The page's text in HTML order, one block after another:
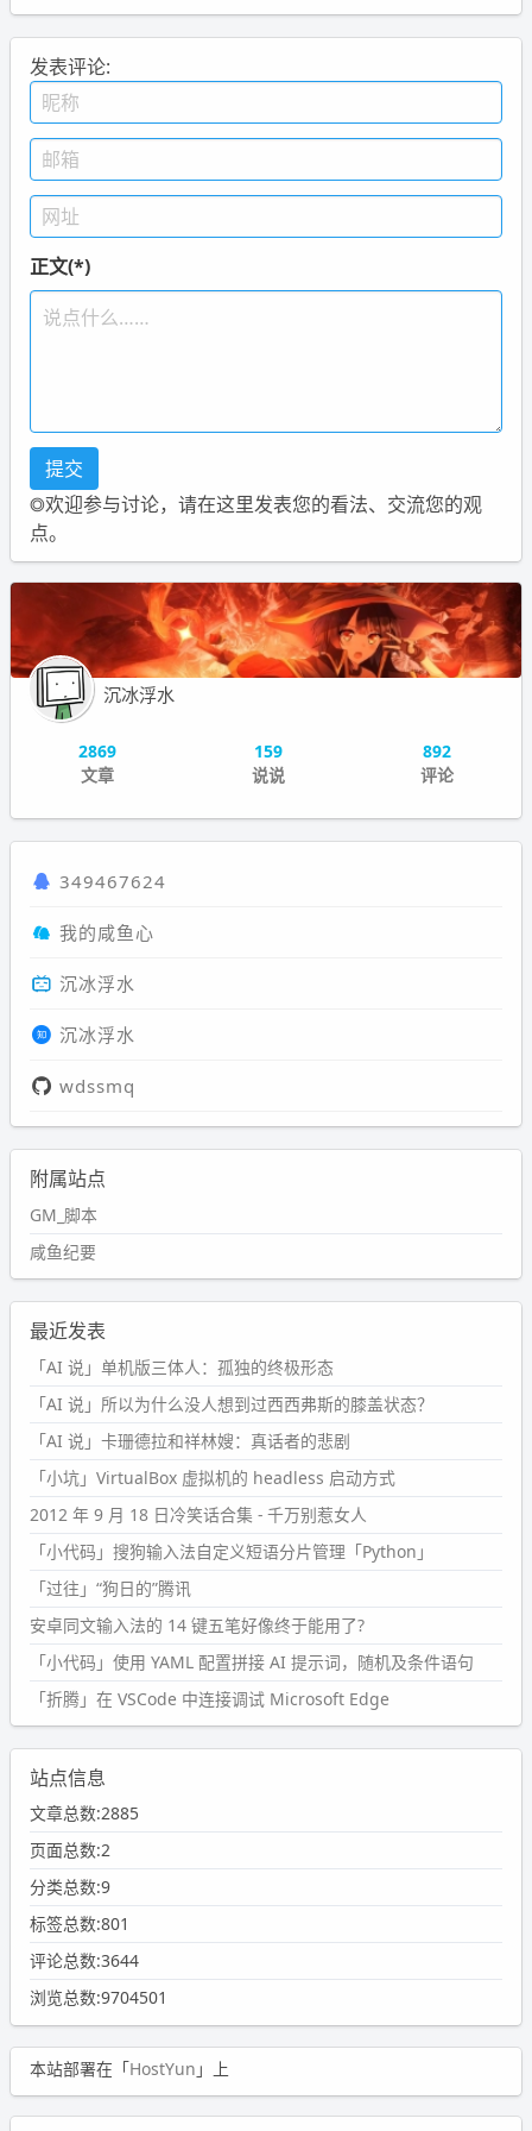
发表评论:
正文(*)
◎欢迎参与讨论，请在这里发表您的看法、交流您的观
点。
沉冰浮水
2869
文章
159
说说
892
评论
349467624
我的咸鱼心
沉冰浮水
沉冰浮水
wdssmq
附属站点
GM_脚本
咸鱼纪要
最近发表
「AI 说」单机版三体人：孤独的终极形态
「AI 说」所以为什么没人想到过西西弗斯的膝盖状态？
「AI 说」卡珊德拉和祥林嫂：真话者的悲剧
「小坑」VirtualBox 虚拟机的 headless 启动方式
2012 年 9 月 18 日冷笑话合集 - 千万别惹女人
「小代码」搜狗输入法自定义短语分片管理「Python」
「过往」“狗日的”腾讯
安卓同文输入法的 14 键五笔好像终于能用了?
「小代码」使用 YAML 配置拼接 AI 提示词，随机及条件语句
「折腾」在 VSCode 中连接调试 Microsoft Edge
站点信息
文章总数:2885
页面总数:2
分类总数:9
标签总数:801
评论总数:3644
浏览总数:9704501
本站部署在「HostYun 」上